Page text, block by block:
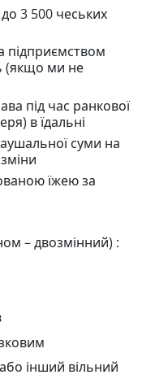
3 500 чеських
підприємством
(якщо ми не
під час ранкової
в їдальні
суми на
їжею за
– двозмінний) :
інший вільний